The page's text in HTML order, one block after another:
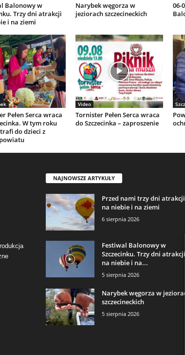
Balonowy w
Trzy dni atrakcji
i na ziemi
Narybek węgorza w
jeziorach szczecineckich
06-
Pełen Serca wraca
W tym roku
do dzieci z
Video
Tornister Pełen Serca wraca
do Szczecinka – zaproszenie
NAJNOWSZE ARTYKUŁY
Przed nami trzy dni atrakcji
na niebie i na ziemi
6 sierpnia 2026
Festiwal Balonowy w
Szczecinku. Trzy dni atrakcji
na niebie i na...
5 sierpnia 2026
Narybek węgorza w
szczecineckich
5 sierpnia 2026